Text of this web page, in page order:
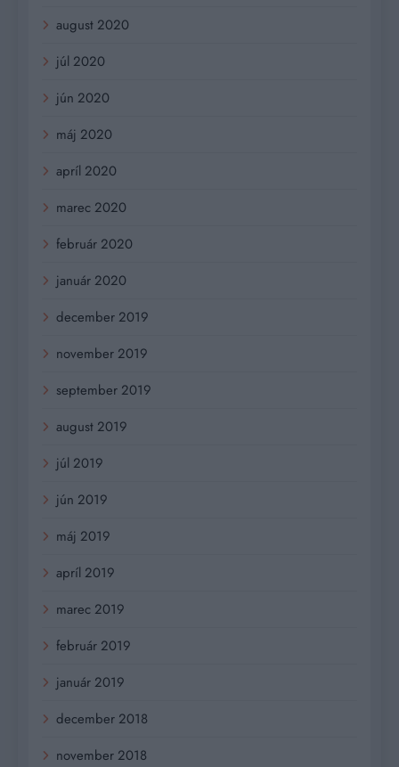
august 2020
júl 2020
jún 2020
máj 2020
apríl 2020
marec 2020
február 2020
január 2020
december 2019
november 2019
september 2019
august 2019
júl 2019
jún 2019
máj 2019
apríl 2019
marec 2019
február 2019
január 2019
december 2018
november 2018